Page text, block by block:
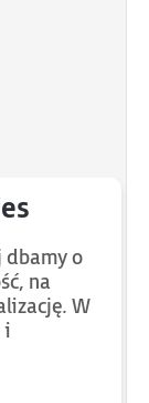
dbamy o
na
W
i